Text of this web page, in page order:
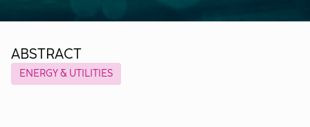
ABSTRACT
ENERGY & UTILITIES